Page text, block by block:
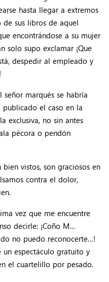
hasta llegar a extremos
sus libros de aquel
encontrándose a su mujer
solo supo exclamar ¡Que
despedir al empleado y
marqués se habría
el caso en la
exclusiva, no sin antes
pécora o pendón
vistos, son graciosos en
contra el dolor,
vez que me encuentre
decirle: ¡Coño M…
no puedo reconocerte…!
espectáculo gratuito y
el cuartelillo por pesado.